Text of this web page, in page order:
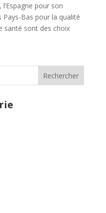
pour son
Bas pour la qualité
santé sont des choix
Rechercher